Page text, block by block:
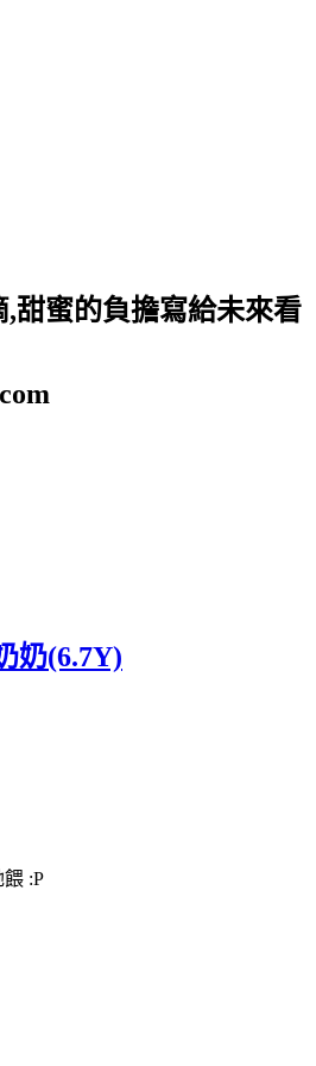
,甜蜜的負擔寫給未來看
奶(6.7Y)
:P